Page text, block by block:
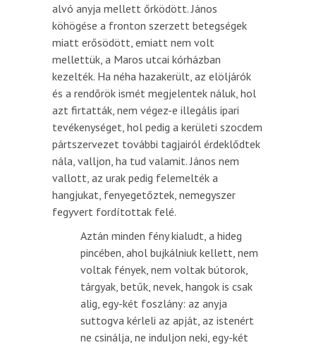
alvó anyja mellett őrködött. János
köhögése a fronton szerzett betegségek
miatt erősödött, emiatt nem volt
mellettük, a Maros utcai kórházban
kezelték. Ha néha hazakerült, az elöljárók
és a rendőrök ismét megjelentek náluk, hol
azt firtatták, nem végez-e illegális ipari
tevékenységet, hol pedig a kerületi szocdem
pártszervezet további tagjairól érdeklődtek
nála, valljon, ha tud valamit. János nem
vallott, az urak pedig felemelték a
hangjukat, fenyegetőztek, nemegyszer
fegyvert fordítottak felé.
Aztán minden fény kialudt, a hideg
pincében, ahol bujkálniuk kellett, nem
voltak fények, nem voltak bútorok,
tárgyak, betűk, nevek, hangok is csak
alig, egy-két foszlány: az anyja
suttogva kérleli az apját, az istenért
ne csinálja, ne induljon neki, egy-két